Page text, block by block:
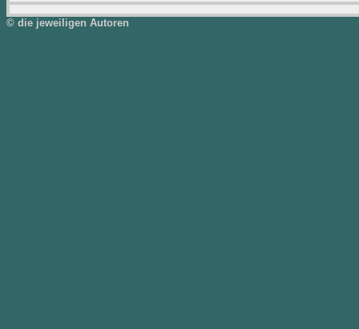
© die jeweiligen Autoren